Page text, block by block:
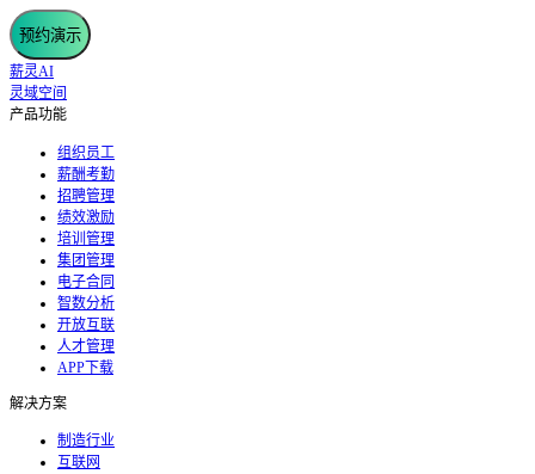
预约演示
薪灵AI
灵域空间
产品功能
组织员工
薪酬考勤
招聘管理
绩效激励
培训管理
集团管理
电子合同
智数分析
开放互联
人才管理
APP下载
解决方案
制造行业
互联网